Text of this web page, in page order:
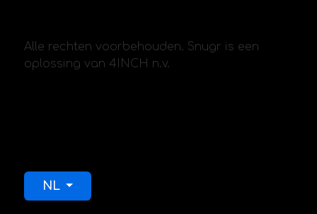
Alle rechten voorbehouden. Snugr is een
oplossing van 4INCH n.v.
Selecteer de taal
NL